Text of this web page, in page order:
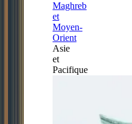
Maghreb
et
Moyen-
Orient
Asie
et
Pacifique